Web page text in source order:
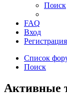
Поиск
FAQ
Вход
Регистрация
Список
Поиск
Активные